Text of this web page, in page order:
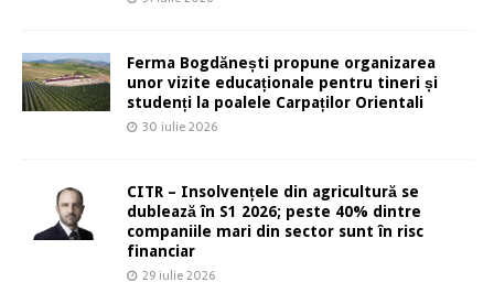
Ferma Bogdănești propune organizarea
unor vizite educaționale pentru tineri și
studenți la poalele Carpaților Orientali
30 iulie 2026
CITR – Insolvențele din agricultură se
dublează în S1 2026; peste 40% dintre
companiile mari din sector sunt în risc
financiar
29 iulie 2026